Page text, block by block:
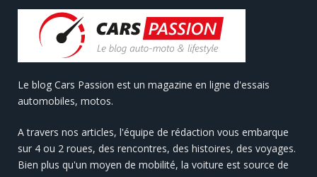
Le blog Cars Passion est un magazine en ligne d'essais
automobiles, motos.
A travers nos articles, l'équipe de rédaction vous embarque
sur 4 ou 2 roues, des rencontres, des histoires, des voyages.
Bien plus qu'un moyen de mobilité, la voiture est source de